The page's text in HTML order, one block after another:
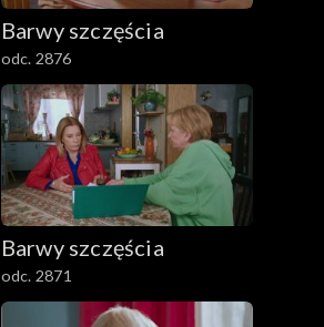
Barwy szczęścia
odc. 2876
Barwy szczęścia
odc. 2871